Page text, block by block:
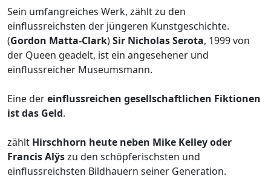
Sein umfangreiches Werk, zählt zu den
einflussreichsten der jüngeren Kunstgeschichte.
(Gordon Matta-Clark)Sir Nicholas Serota, 1999 von
der Queen geadelt, ist ein angesehener und
einflussreicher Museumsmann.
Eine dereinflussreichen gesellschaftlichen Fiktionen
ist das Geld.
zählt Hirschhorn heute neben Mike Kelley oder
Francis Alÿszu den schöpferischsten und
einflussreichsten Bildhauern seiner Generation.